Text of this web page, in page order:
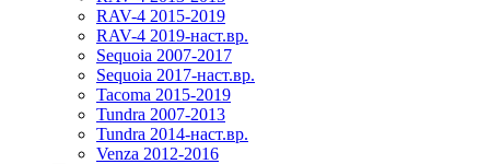
RAV-4 2015-2019
RAV-4 2019-наст.вр.
Sequoia 2007-2017
Sequoia 2017-наст.вр.
Tacoma 2015-2019
Tundra 2007-2013
Tundra 2014-наст.вр.
Venza 2012-2016